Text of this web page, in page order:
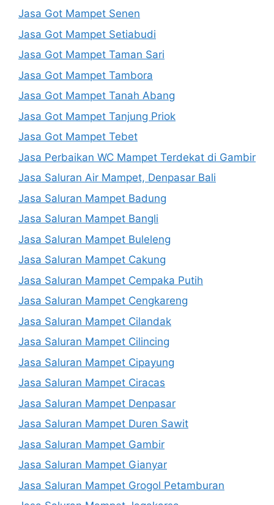
Jasa Got Mampet Senen
Jasa Got Mampet Setiabudi
Jasa Got Mampet Taman Sari
Jasa Got Mampet Tambora
Jasa Got Mampet Tanah Abang
Jasa Got Mampet Tanjung Priok
Jasa Got Mampet Tebet
Jasa Perbaikan WC Mampet Terdekat di Gambir
Jasa Saluran Air Mampet, Denpasar Bali
Jasa Saluran Mampet Badung
Jasa Saluran Mampet Bangli
Jasa Saluran Mampet Buleleng
Jasa Saluran Mampet Cakung
Jasa Saluran Mampet Cempaka Putih
Jasa Saluran Mampet Cengkareng
Jasa Saluran Mampet Cilandak
Jasa Saluran Mampet Cilincing
Jasa Saluran Mampet Cipayung
Jasa Saluran Mampet Ciracas
Jasa Saluran Mampet Denpasar
Jasa Saluran Mampet Duren Sawit
Jasa Saluran Mampet Gambir
Jasa Saluran Mampet Gianyar
Jasa Saluran Mampet Grogol Petamburan